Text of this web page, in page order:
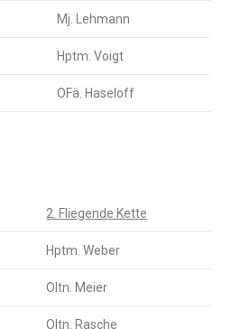
Mj. Lehmann
Hptm. Voigt
OFä. Haseloff
2. Fliegende Kette
Hptm. Weber
Oltn. Meier
Oltn. Rasche